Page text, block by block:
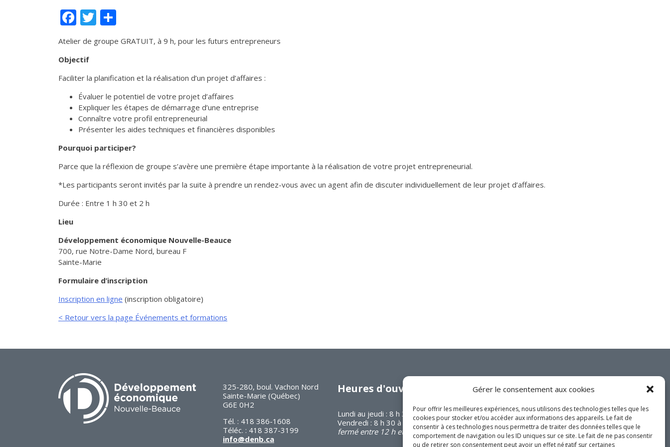
Gérer le consentement aux cookies
Pour offrir les meilleures expériences, nous utilisons des technologies telles que les
cookies pour stocker et/ou accéder aux informations des appareils. Le fait de
consentir à ces technologies nous permettra de traiter des données telles que le
comportement de navigation ou les ID uniques sur ce site. Le fait de ne pas consentir
ou de retirer son consentement peut avoir un effet négatif sur certaines
TARIFS AMÉRICAINS
Aide financière
Créavenir
Fonds locaux d’investissement et
de solidarité
Facebook
Twitter
Atelier de groupe GRATUIT, à 9 h, pour les futurs entrepreneurs
Objectif
Faciliter la planification et la réalisation d’un projet d’affaires :
Évaluer le potentiel de votre projet d’affaires
Expliquer les étapes de démarrage d’une entreprise
Connaître votre profil entrepreneurial
Présenter les aides techniques et financières disponibles
Pourquoi participer?
Parce que la réflexion de groupe s’avère une première étape importante à la réalisation de votre projet entrepreneurial.
*Les participants seront invités par la suite à prendre un rendez-vous avec un agent afin de discuter individuellement de leur projet d’affaires.
Durée : Entre 1 h 30 et 2 h
Lieu
Développement économique Nouvelle-Beauce
700, rue Notre-Dame Nord, bureau F
Sainte-Marie
Formulaire d’inscription
Inscription en ligne (inscription obligatoire)
< Retour vers la page Événements et formations
325-280, boul. Vachon Nord
Sainte-Marie (Québec)
G6E 0H2
Tél. : 418 386-1608
Téléc. : 418 387-3199
info@denb.ca
Heures d'ouverture
Lundi au jeudi : 8 h 30 à 16 h 30
Vendredi : 8 h 30 à 12 h
fermé entre 12 h et 13 h
Joignez-vous à nous
sociaux!